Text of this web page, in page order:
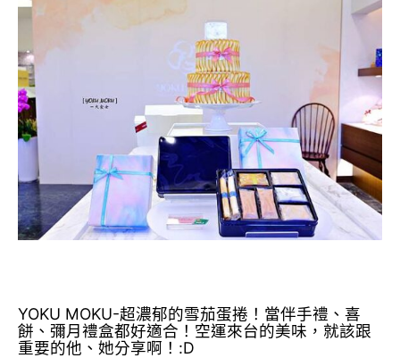
YOKU MOKU-超濃郁的雪茄蛋捲！當伴手禮、喜
餅、彌月禮盒都好適合！空運來台的美味，就該跟
重要的他、她分享啊！:D